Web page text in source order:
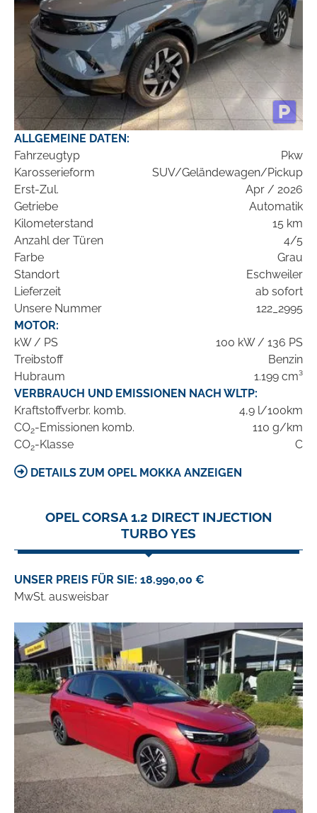
ALLGEMEINE DATEN:
Fahrzeugtyp
Pkw
Karosserieform
SUV/Geländewagen/Pickup
Erst-Zul.
Apr / 2026
Getriebe
Automatik
Kilometerstand
15 km
Anzahl der Türen
4/5
Farbe
Grau
Standort
Eschweiler
Lieferzeit
ab sofort
Unsere Nummer
122_2995
MOTOR:
kW / PS
100 kW / 136 PS
Treibstoff
Benzin
Hubraum
1.199 cm³
VERBRAUCH UND EMISSIONEN NACH WLTP:
Kraftstoffverbr. komb.
4,9 l/100km
CO2-Emissionen komb.
110 g/km
CO2-Klasse C
DETAILS ZUM OPEL MOKKA ANZEIGEN
OPEL CORSA 1.2 DIRECT INJECTION
TURBO YES
UNSER PREIS FÜR SIE: 18.990,00 €
MwSt. ausweisbar